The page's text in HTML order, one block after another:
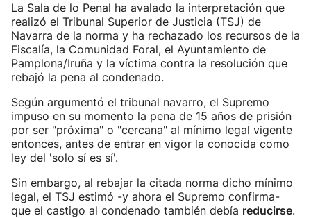
La Sala de lo Penal ha avalado la interpretación que
realizó el Tribunal Superior de Justicia (TSJ) de
Navarra de la norma y ha rechazado los recursos de la
Fiscalía, la Comunidad Foral, el Ayuntamiento de
Pamplona/Iruña y la víctima contra la resolución que
rebajó la pena al condenado.
Según argumentó el tribunal navarro, el Supremo
impuso en su momento la pena de 15 años de prisión
por ser "próxima" o "cercana" al mínimo legal vigente
entonces, antes de entrar en vigor la conocida como
ley del 'solo sí es sí'.
Sin embargo, al rebajar la citada norma dicho mínimo
legal, el TSJ estimó -y ahora el Supremo confirma-
que el castigo al condenado también debía reducirse.